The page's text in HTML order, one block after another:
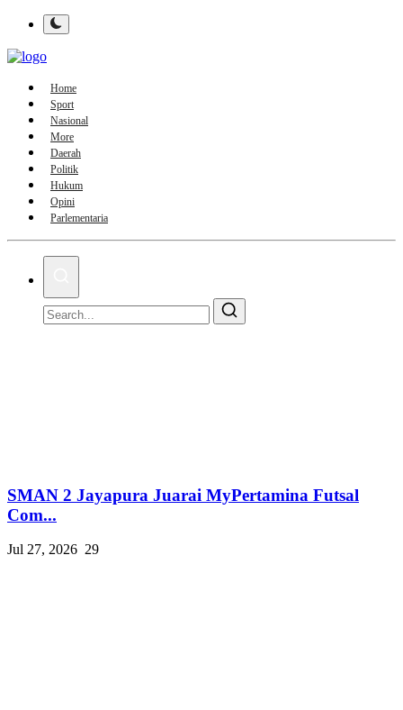
Home
Sport
Nasional
More
Daerah
Politik
Hukum
Opini
Parlementaria
SMAN 2 Jayapura Juarai MyPertamina Futsal
Com...
Jul 27, 2026 29